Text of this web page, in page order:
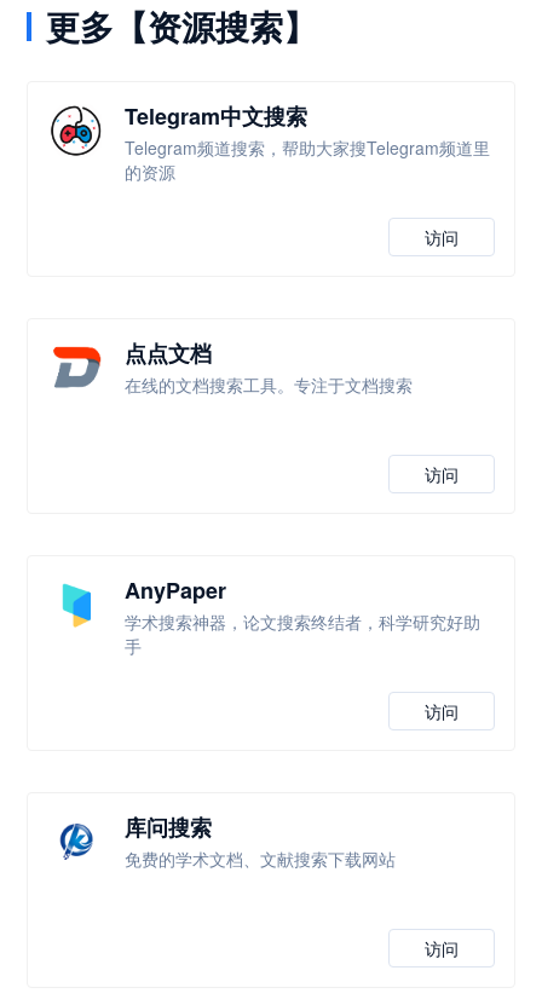
更多【资源搜索】
Telegram中文搜索
Telegram频道搜索，帮助大家搜Telegram频道里
的资源
访问
点点文档
在线的文档搜索工具。专注于文档搜索
访问
AnyPaper
学术搜索神器，论文搜索终结者，科学研究好助
手
访问
库问搜索
免费的学术文档、文献搜索下载网站
访问